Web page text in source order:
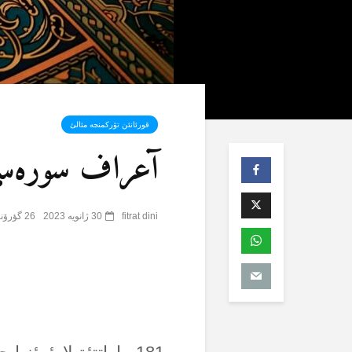
قورئانئن تۆرکمنجە مئالئ
آعراف سورەسی
fitrat dini 30 ژانویه 2023 26 گؤرۆنتۆلنمە